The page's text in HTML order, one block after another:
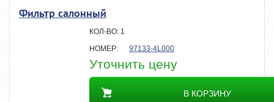
Фильтр салонный
1
97133-4L000
Уточнить цену
В КОРЗИНУ